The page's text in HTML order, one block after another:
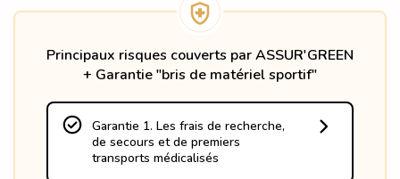
Principaux risques couverts par ASSUR'GREEN
+ Garantie "bris de matériel sportif"
Garantie 1. Les frais de recherche,
de secours et de premiers
transports médicalisés